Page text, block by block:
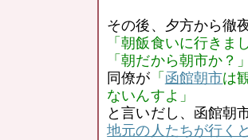
その後、夕方から徹
「朝飯食いに行きま
「朝だから朝市か？」
同僚が 「 函館朝市は
ないんすよ」
と言いだし、函館朝
地元の人たちが行く